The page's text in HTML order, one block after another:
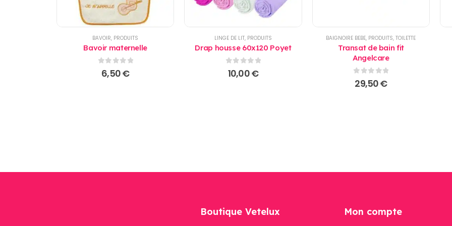
BAVOIR, PRODUITS
Bavoir maternelle
0sur 5
6,50€
LINGE DE LIT, PRODUITS
Drap housse 60x120 Poyet
0sur 5
10,00€
BAIGNOIRE BEBE, PRODUITS,TOILETTE
Transat de bain fit
Angelcare
0sur 5
29,50€
Boutique Vetelux Mon compte